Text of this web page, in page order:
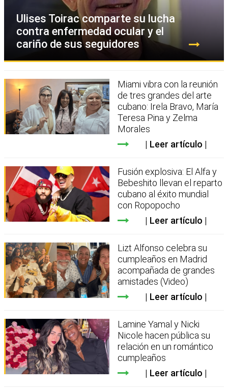
Ulises Toirac comparte su lucha
contra enfermedad ocular y el
cariño de sus seguidores
Miami vibra con la reunión
de tres grandes del arte
cubano: Irela Bravo, María
Teresa Pina y Zelma
Morales
Leer artículo
Fusión explosiva: El Alfa y
Bebeshito llevan el reparto
cubano al éxito mundial
con Ropopocho
Leer artículo
Lizt Alfonso celebra su
cumpleaños en Madrid
acompañada de grandes
amistades (Video)
Leer artículo
Lamine Yamal y Nicki
Nicole hacen pública su
relación en un romántico
cumpleaños
Leer artículo